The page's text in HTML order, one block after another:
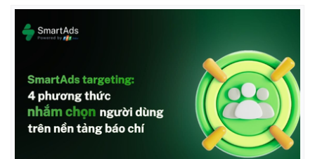
Bất động sản
Khởi nghiệp
Thị trường
Giá vàng
Tiêu dùng
Tỷ giá
Chứng khoán
Giá cà phê